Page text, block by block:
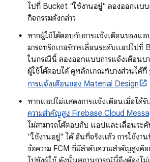
ไปที่ Bucket "ใช้งานอยู่" ลองออกแบ
กิจกรรมดังกล่าว
หากผู้ใช้โต้ตอบกับการแจ้งเตือนของแอ
มารถทริกเกอร์การเลื่อนระดับแอปไปที่
ในกรณีนี้ ลองออกแบบการแจ้งเตือนบา
ผู้ใช้โต้ตอบได้ ดูหลักเกณฑ์บางส่วนได้
การแจ้งเตือนของ Material Design
หากแอปไม่แสดงการแจ้งเตือนเมื่อได้รั
ความสำคัญสูง Firebase Cloud
ไม่สามารถโต้ตอบกับ แอปและเลื่อนระ
"ใช้งานอยู่" ได้ อันที่จริงแล้ว การใช้งาน
ข้อความ FCM ที่มีลำดับความสำคัญสูงคื